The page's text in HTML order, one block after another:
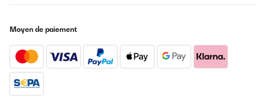
23/06/2024
Product came before schedule date, very quick delivery, helpful
delivery man.Came in 1 big heavy packed, could be split in two for
Moyen de paiement